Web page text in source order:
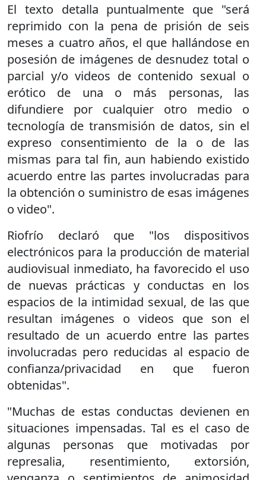
El texto detalla puntualmente que "será
reprimido con la pena de prisión de seis
meses a cuatro años, el que hallándose en
posesión de imágenes de desnudez total o
parcial y/o videos de contenido sexual o
erótico de una o más personas, las
difundiere por cualquier otro medio o
tecnología de transmisión de datos, sin el
expreso consentimiento de la o de las
mismas para tal fin, aun habiendo existido
acuerdo entre las partes involucradas para
la obtención o suministro de esas imágenes
o video".
Riofrío declaró que "los dispositivos
electrónicos para la producción de material
audiovisual inmediato, ha favorecido el uso
de nuevas prácticas y conductas en los
espacios de la intimidad sexual, de las que
resultan imágenes o videos que son el
resultado de un acuerdo entre las partes
involucradas pero reducidas al espacio de
confianza/privacidad en que fueron
obtenidas".
"Muchas de estas conductas devienen en
situaciones impensadas. Tal es el caso de
algunas personas que motivadas por
represalia, resentimiento, extorsión,